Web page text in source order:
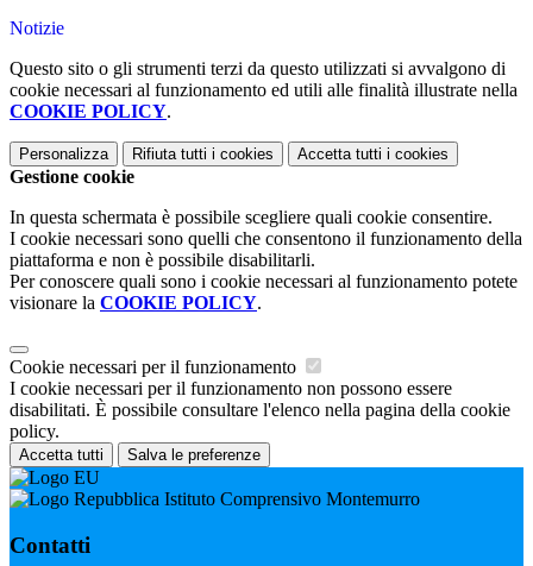
Notizie
Questo sito o gli strumenti terzi da questo utilizzati si avvalgono di
cookie necessari al funzionamento ed utili alle finalità illustrate nella
COOKIE POLICY.
Personalizza Rifiuta tutti i cookies Accetta tutti i cookies
Gestione cookie
In questa schermata è possibile scegliere quali cookie consentire.
I cookie necessari sono quelli che consentono il funzionamento della
piattaforma e non è possibile disabilitarli.
Per conoscere quali sono i cookie necessari al funzionamento potete
visionare la COOKIE POLICY.
Cookie necessari per il funzionamento
I cookie necessari per il funzionamento non possono essere
disabilitati. È possibile consultare l'elenco nella pagina della cookie
policy.
Accetta tutti Salva le preferenze
Istituto Comprensivo Montemurro
Contatti